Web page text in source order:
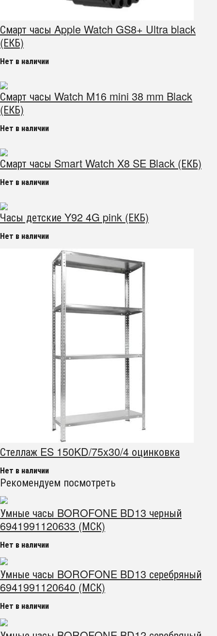
Смарт часы Apple Watch GS8+ Ultra black
(ЕКБ)
Нет в наличии
Смарт часы Watch M16 mini 38 mm Black
(ЕКБ)
Нет в наличии
Смарт часы Smart Watch X8 SE Black (ЕКБ)
Нет в наличии
Часы детские Y92 4G pink (ЕКБ)
Нет в наличии
Стеллаж ES 150KD/75x30/4 оцинковка
Нет в наличии
Рекомендуем посмотреть
Умные часы BOROFONE BD13 черный
6941991120633 (МСК)
Нет в наличии
Умные часы BOROFONE BD13 серебряный
6941991120640 (МСК)
Нет в наличии